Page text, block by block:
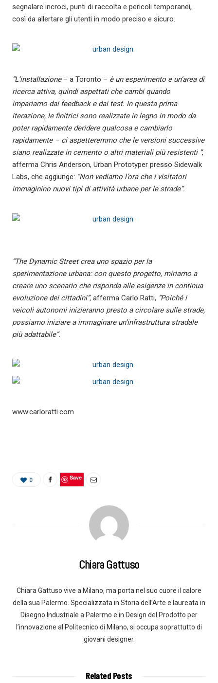
segnalare incroci, punti di raccolta e pericoli temporanei,
così da allertare gli utenti in modo preciso e sicuro.
“L’installazione – a Toronto – è un esperimento e un’area di
ricerca attiva, quindi aspettati che cambi quando
impariamo dai feedback e dai test. In questa prima
iterazione, le finitrici sono realizzate in legno in modo da
poter rapidamente deridere qualcosa e cambiarlo
rapidamente – ci aspetteremmo che le versioni successive
siano realizzate in cemento o altri materiali più resistenti “,
afferma Chris Anderson, Urban Prototyper presso Sidewalk
Labs, che aggiunge: “Non vediamo l’ora che i visitatori
immaginino nuovi tipi di attività urbane per le strade”.
“The Dynamic Street crea uno spazio per la
sperimentazione urbana: con questo progetto, miriamo a
creare uno scenario che risponda alle esigenze in continua
evoluzione dei cittadini”, afferma Carlo Ratti, “Poiché i
veicoli autonomi inizieranno presto a circolare sulle strade,
possiamo iniziare a immaginare un’infrastruttura stradale
più adattabile”.
www.carloratti.com
0 Save
Chiara Gattuso
Chiara Gattuso vive a Milano, ma porta nel suo cuore il calore
della sua Palermo. Specializzata in Storia dell’Arte e laureata in
Disegno Industriale a Palermo e in Design del Prodotto per
l’innovazione al Politecnico di Milano, si occupa soprattutto di
giovani designer.
Related Posts